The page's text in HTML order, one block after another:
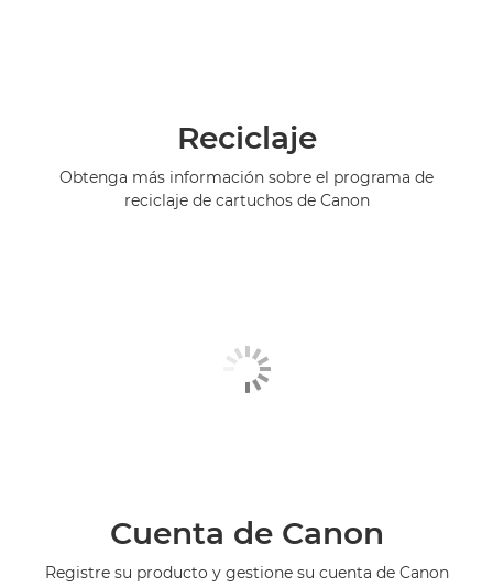
Reciclaje
Obtenga más información sobre el programa de
reciclaje de cartuchos de Canon
Cuenta de Canon
Registre su producto y gestione su cuenta de Canon